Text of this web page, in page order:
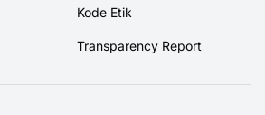
Kode Etik
Transparency Report